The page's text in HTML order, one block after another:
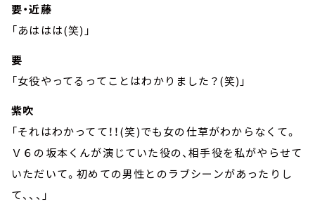
要・近藤
「あははは(笑)」
要
「女役やってるってことはわかりました？(笑)」
紫吹
「それはわかってて！！(笑)でも女の仕草がわからなくて。
Ｖ６の坂本くんが演じていた役の、相手役を私がやらせて
いただいて。初めての男性とのラブシーンがあったりし
て、、、」